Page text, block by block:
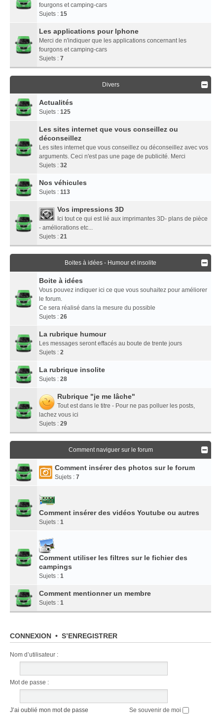
fourgons et camping-cars
Sujets : 15
Les applications pour Iphone
Merci de n'indiquer que les applications concernant les
fourgons et camping-cars
Sujets : 7
Divers
Actualités
Sujets : 125
Les sites internet que vous conseillez ou
déconseillez
Les sites internet que vous conseillez ou déconseillez avec vos
arguments. Ceci n'est pas une page de publicité. Merci
Sujets : 32
Nos véhicules
Sujets : 113
Vos impressions 3D
Ici tout ce qui est lié aux imprimantes 3D- plans de pièce
- améliorations etc...
Sujets : 21
Boites à idées - Humour et insolite
Boite à idées
Vous pouvez indiquer ici ce que vous souhaitez pour améliorer
le forum.
Ce sera réalisé dans la mesure du possible
Sujets : 26
La rubrique humour
Les messages seront effacés au boute de trente jours
Sujets : 2
La rubrique insolite
Sujets : 28
Rubrique "je me lâche"
Tout est dans le titre - Pour ne pas polluer les posts,
lachez vous ici
Sujets : 29
Comment naviguer sur le forum
Comment insérer des photos sur le forum
Sujets : 7
Comment insérer des vidéos Youtube ou autres
Sujets : 1
Comment utiliser les filtres sur le fichier des
campings
Sujets : 1
Comment mentionner un membre
Sujets : 1
CONNEXION • S’ENREGISTRER
Nom d’utilisateur :
Mot de passe :
J’ai oublié mon mot de passe Se souvenir de moi